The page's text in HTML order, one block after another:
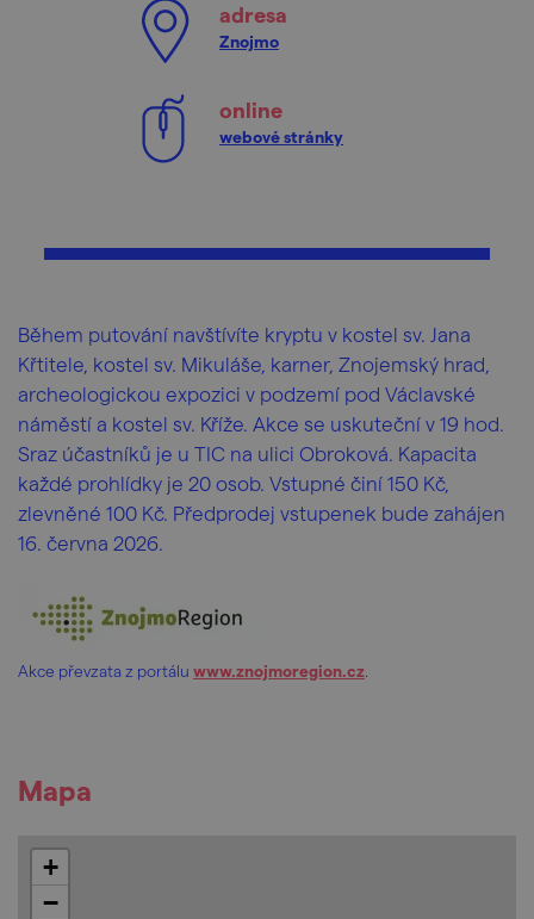
adresa
Znojmo
online
webové stránky
Během putování navštívíte kryptu v kostel sv. Jana
Křtitele, kostel sv. Mikuláše, karner, Znojemský hrad,
archeologickou expozici v podzemí pod Václavské
náměstí a kostel sv. Kříže. Akce se uskuteční v 19 hod.
Sraz účastníků je u TIC na ulici Obroková. Kapacita
každé prohlídky je 20 osob. Vstupné činí 150 Kč,
zlevněné 100 Kč. Předprodej vstupenek bude zahájen
16. června 2026.
Akce převzata z portálu www.znojmoregion.cz
Mapa
+
−